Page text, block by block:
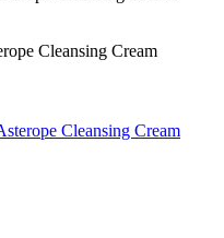
Cleansing Cream